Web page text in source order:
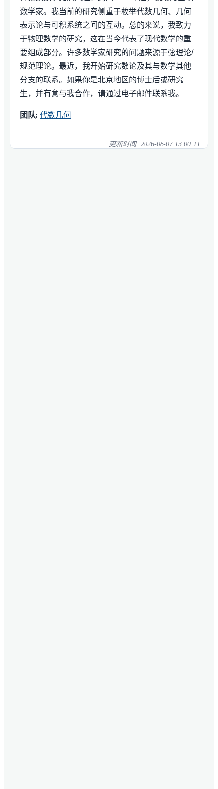
数学家。我当前的研究侧重于枚举代数几何、几何
表示论与可积系统之间的互动。总的来说，我致力
于物理数学的研究，这在当今代表了现代数学的重
要组成部分。许多数学家研究的问题来源于弦理论/
规范理论。最近，我开始研究数论及其与数学其他
分支的联系。如果你是北京地区的博士后或研究
生，并有意与我合作，请通过电子邮件联系我。
团队: 代数几何
更新时间: 2026-08-07 13:00:11